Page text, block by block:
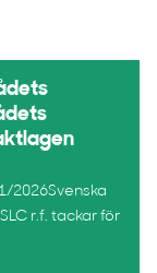
2026Svenska
r.f. tackar för